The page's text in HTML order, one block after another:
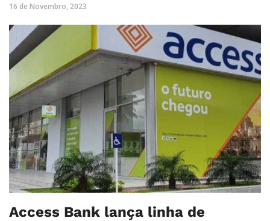
16 de Novembro, 2023
Access Bank lança linha de